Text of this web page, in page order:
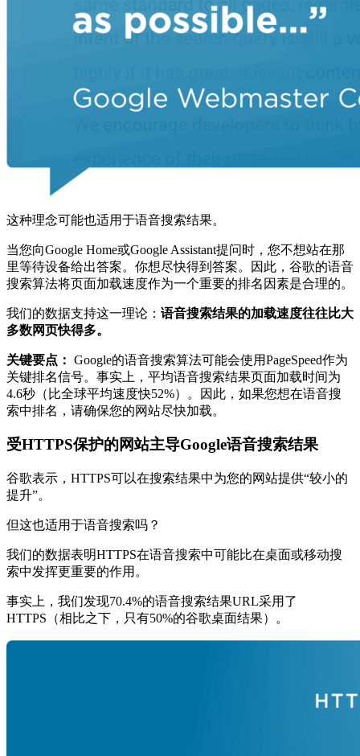
这种理念可能也适用于语音搜索结果。
当您向Google Home或Google Assistant提问时，您不想站在那
里等待设备给出答案。你想尽快得到答案。因此，谷歌的语音
搜索算法将页面加载速度作为一个重要的排名因素是合理的。
我们的数据支持这一理论： 语音搜索结果的加载速度往往比大
多数网页快得多。
关键要点： Google的语音搜索算法可能会使用PageSpeed作为
关键排名信号。事实上，平均语音搜索结果页面加载时间为
4.6秒（比全球平均速度快52%）。因此，如果您想在语音搜
索中排名，请确保您的网站尽快加载。
受HTTPS保护的网站主导Google语音搜索结果
谷歌表示，HTTPS可以在搜索结果中为您的网站提供“较小的
提升”。
但这也适用于语音搜索吗？
我们的数据表明HTTPS在语音搜索中可能比在桌面或移动搜
索中发挥更重要的作用。
事实上，我们发现70.4%的语音搜索结果URL采用了
HTTPS（相比之下，只有50%的谷歌桌面结果）。